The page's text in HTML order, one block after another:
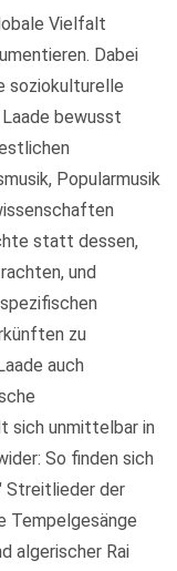
Vielfalt
Dabei
soziokulturelle
bewusst
Popularmusik
statt dessen,
und
zu
auch
sich unmittelbar in
So finden sich
Streitlieder der
Tempelgesänge
algerischer Rai